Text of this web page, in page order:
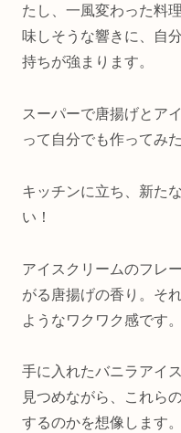
たし、一風変わった料
味しそうな響きに、自
持ちが強まります。
スーパーで唐揚げとア
って自分でも作ってみた
キッチンに立ち、新た
い！
アイスクリームのフレ
がる唐揚げの香り。そ
ようなワクワク感です。
手に入れたバニラアイ
見つめながら、これら
するのかを想像します